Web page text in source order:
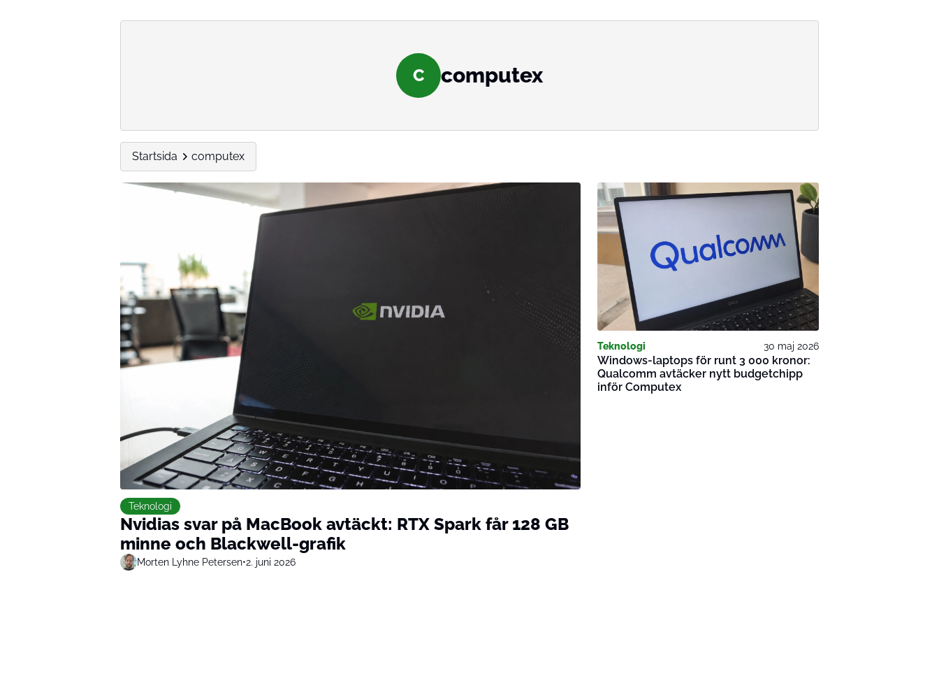
C computex
Startsida computex
Teknologi
Nvidias svar på MacBook avtäckt: RTX Spark får 128 GB
minne och Blackwell-grafik
Morten Lyhne Petersen•2. juni 2026
Teknologi 30 maj 2026
Windows-laptops för runt 3 000 kronor:
Qualcomm avtäcker nytt budgetchipp
inför Computex